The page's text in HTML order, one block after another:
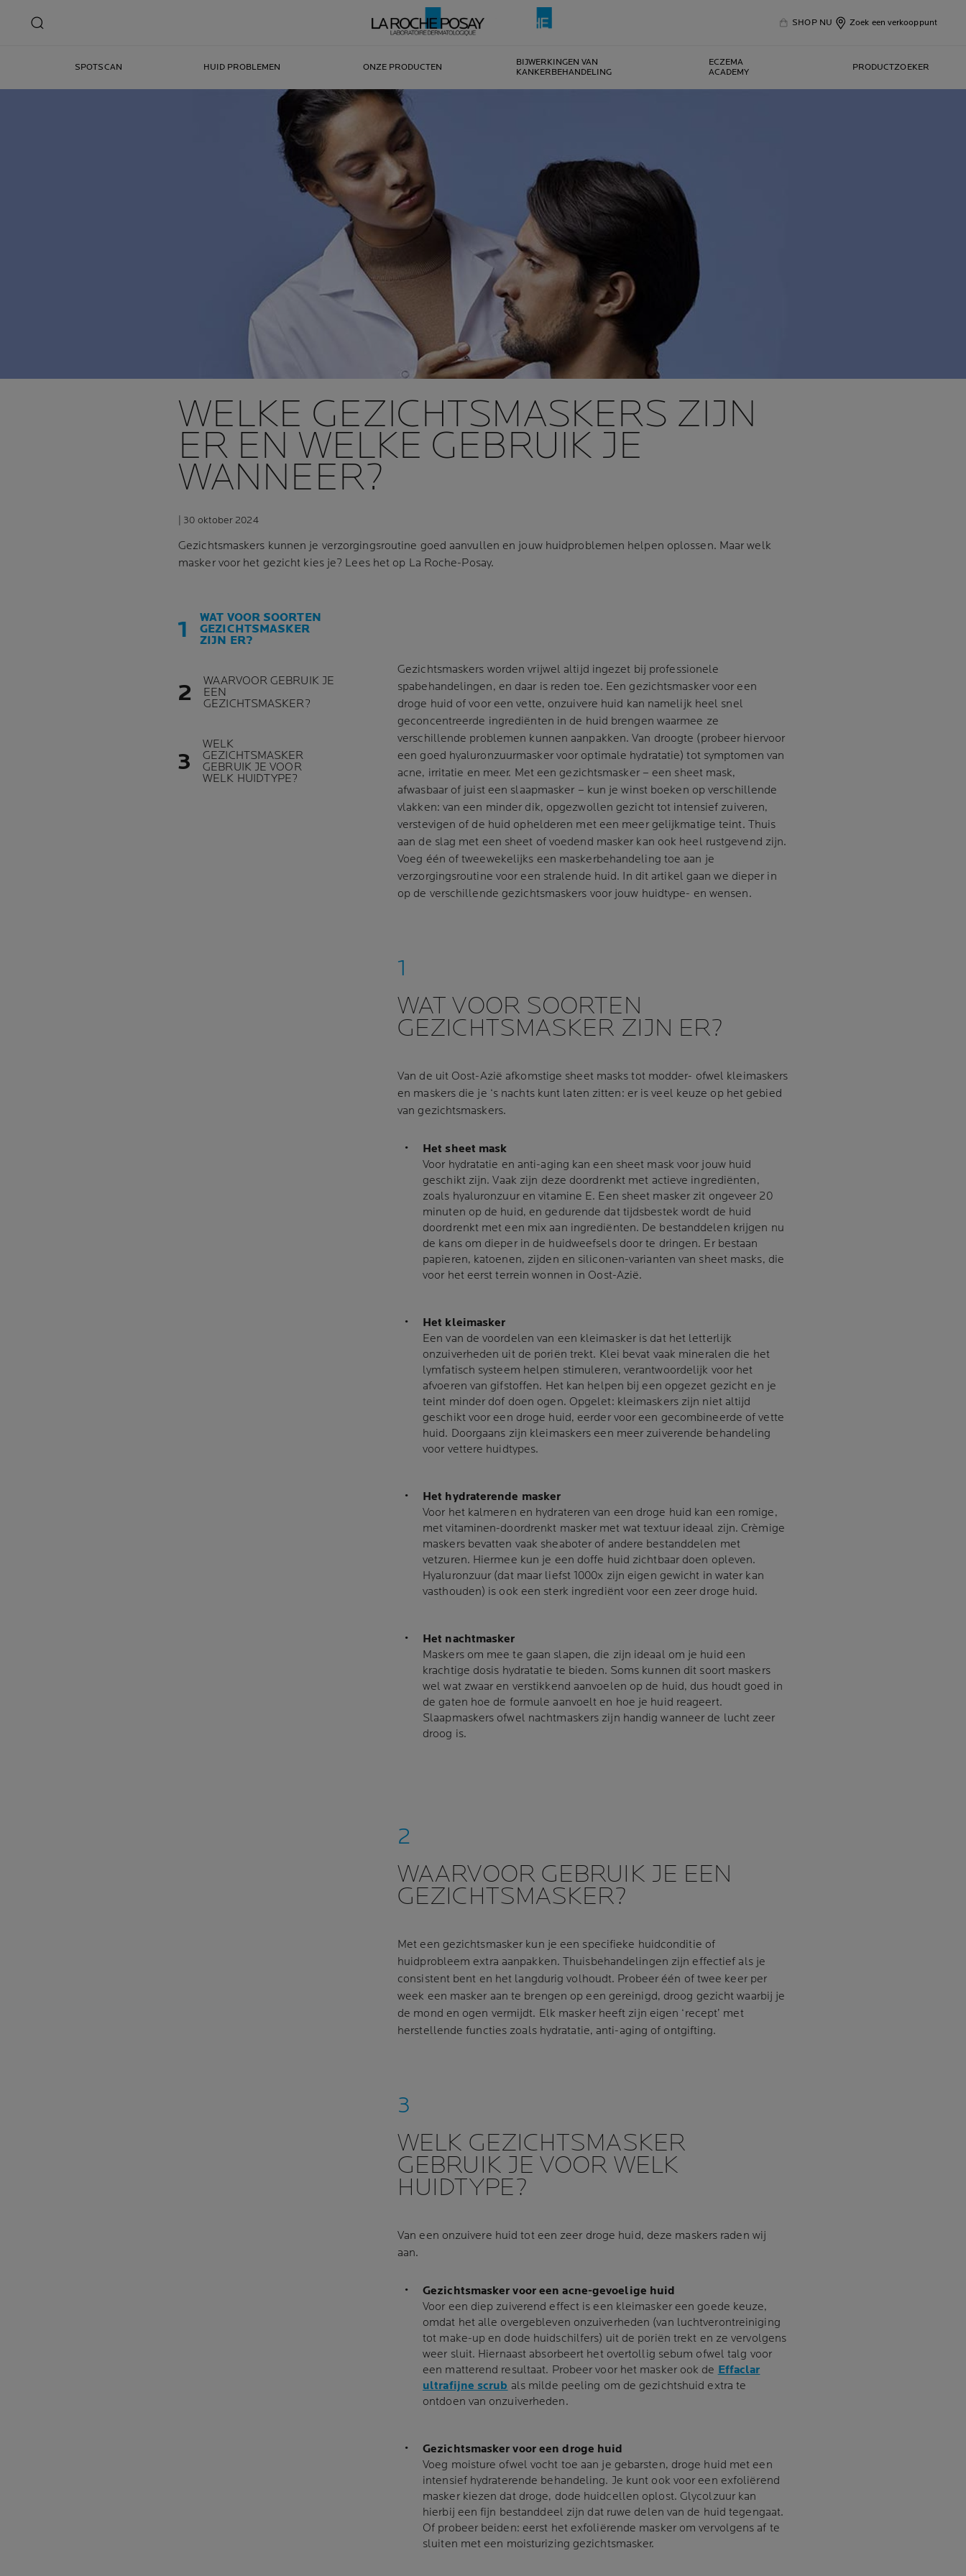
SHOP NU Zoek een verkooppunt
SPOTSCAN HUID PROBLEMEN ONZE PRODUCTEN
BIJWERKINGEN VAN
KANKERBEHANDELING
ECZEMA
ACADEMY
PRODUCTZOEKER
WELKE GEZICHTSMASKERS ZIJN
ER EN WELKE GEBRUIK JE
WANNEER?
| 30 oktober 2024
Gezichtsmaskers kunnen je verzorgingsroutine goed aanvullen en jouw huidproblemen helpen oplossen. Maar welk
masker voor het gezicht kies je? Lees het op La Roche-Posay.
WAT VOOR SOORTEN
GEZICHTSMASKER
ZIJN ER?
WAARVOOR GEBRUIK JE
EEN
GEZICHTSMASKER?
WELK
GEZICHTSMASKER
GEBRUIK JE VOOR
WELK HUIDTYPE?
Gezichtsmaskers worden vrijwel altijd ingezet bij professionele
spabehandelingen, en daar is reden toe. Een gezichtsmasker voor een
droge huid of voor een vette, onzuivere huid kan namelijk heel snel
geconcentreerde ingrediënten in de huid brengen waarmee ze
verschillende problemen kunnen aanpakken. Van droogte (probeer hiervoor
een goed hyaluronzuurmasker voor optimale hydratatie) tot symptomen van
acne, irritatie en meer. Met een gezichtsmasker – een sheet mask,
afwasbaar of juist een slaapmasker – kun je winst boeken op verschillende
vlakken: van een minder dik, opgezwollen gezicht tot intensief zuiveren,
verstevigen of de huid ophelderen met een meer gelijkmatige teint. Thuis
aan de slag met een sheet of voedend masker kan ook heel rustgevend zijn.
Voeg één of tweewekelijks een maskerbehandeling toe aan je
verzorgingsroutine voor een stralende huid. In dit artikel gaan we dieper in
op de verschillende gezichtsmaskers voor jouw huidtype- en wensen.
WAT VOOR SOORTEN
GEZICHTSMASKER ZIJN ER?
Van de uit Oost-Azië afkomstige sheet masks tot modder- ofwel kleimaskers
en maskers die je ‘s nachts kunt laten zitten: er is veel keuze op het gebied
van gezichtsmaskers.
Het sheet mask
Voor hydratatie en anti-aging kan een sheet mask voor jouw huid
geschikt zijn. Vaak zijn deze doordrenkt met actieve ingrediënten,
zoals hyaluronzuur en vitamine E. Een sheet masker zit ongeveer 20
minuten op de huid, en gedurende dat tijdsbestek wordt de huid
doordrenkt met een mix aan ingrediënten. De bestanddelen krijgen nu
de kans om dieper in de huidweefsels door te dringen. Er bestaan
papieren, katoenen, zijden en siliconen-varianten van sheet masks, die
voor het eerst terrein wonnen in Oost-Azië.
Het kleimasker
Een van de voordelen van een kleimasker is dat het letterlijk
onzuiverheden uit de poriën trekt. Klei bevat vaak mineralen die het
lymfatisch systeem helpen stimuleren, verantwoordelijk voor het
afvoeren van gifstoffen. Het kan helpen bij een opgezet gezicht en je
teint minder dof doen ogen. Opgelet: kleimaskers zijn niet altijd
geschikt voor een droge huid, eerder voor een gecombineerde of vette
huid. Doorgaans zijn kleimaskers een meer zuiverende behandeling
voor vettere huidtypes.
Het hydraterende masker
Voor het kalmeren en hydrateren van een droge huid kan een romige,
met vitaminen-doordrenkt masker met wat textuur ideaal zijn. Crèmige
maskers bevatten vaak sheaboter of andere bestanddelen met
vetzuren. Hiermee kun je een doffe huid zichtbaar doen opleven.
Hyaluronzuur (dat maar liefst 1000x zijn eigen gewicht in water kan
vasthouden) is ook een sterk ingrediënt voor een zeer droge huid.
Het nachtmasker
Maskers om mee te gaan slapen, die zijn ideaal om je huid een
krachtige dosis hydratatie te bieden. Soms kunnen dit soort maskers
wel wat zwaar en verstikkend aanvoelen op de huid, dus houdt goed in
de gaten hoe de formule aanvoelt en hoe je huid reageert.
Slaapmaskers ofwel nachtmaskers zijn handig wanneer de lucht zeer
droog is.
WAARVOOR GEBRUIK JE EEN
GEZICHTSMASKER?
Met een gezichtsmasker kun je een specifieke huidconditie of
huidprobleem extra aanpakken. Thuisbehandelingen zijn effectief als je
consistent bent en het langdurig volhoudt. Probeer één of twee keer per
week een masker aan te brengen op een gereinigd, droog gezicht waarbij je
de mond en ogen vermijdt. Elk masker heeft zijn eigen ‘recept’ met
herstellende functies zoals hydratatie, anti-aging of ontgifting.
WELK GEZICHTSMASKER
GEBRUIK JE VOOR WELK
HUIDTYPE?
Van een onzuivere huid tot een zeer droge huid, deze maskers raden wij
aan.
Gezichtsmasker voor een acne-gevoelige huid
Voor een diep zuiverend effect is een kleimasker een goede keuze,
omdat het alle overgebleven onzuiverheden (van luchtverontreiniging
tot make-up en dode huidschilfers) uit de poriën trekt en ze vervolgens
weer sluit. Hiernaast absorbeert het overtollig sebum ofwel talg voor
een matterend resultaat. Probeer voor het masker ook de Effaclar
ultrafijne scrub als milde peeling om de gezichtshuid extra te
ontdoen van onzuiverheden.
Gezichtsmasker voor een droge huid
Voeg moisture ofwel vocht toe aan je gebarsten, droge huid met een
intensief hydraterende behandeling. Je kunt ook voor een exfoliërend
masker kiezen dat droge, dode huidcellen oplost. Glycolzuur kan
hierbij een fijn bestanddeel zijn dat ruwe delen van de huid tegengaat.
Of probeer beiden: eerst het exfoliërende masker om vervolgens af te
sluiten met een moisturizing gezichtsmasker.